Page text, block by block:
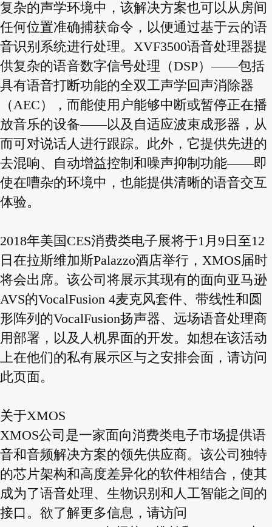
复杂的声学环境中，该解决方案也可以从房间
任何位置准确捕获命令，以便通过基于云的语
音识别系统进行处理。XVF3500语音处理器提
供复杂的语音数字信号处理（DSP）——包括
具有语音打断功能的全双工声学回声消除器
（AEC），而能使用户能够中断或暂停正在播
放音乐的设备——以及自适应波束成形器，从
而可对说话人进行跟踪。此外，它提供先进的
去混响、自动增益控制和噪声抑制功能——即
使在嘈杂的环境中，也能提供清晰的语音交互
体验。
2018年美国CES消费类电子展将于1月9日至12
日在拉斯维加斯Palazzo酒店举行，XMOS届时
将会出席。该公司将展示其现有的面向亚马逊
AVS的VocalFusion 4麦克风套件、带线性和圆
形阵列的VocalFusion扬声器、远场语音处理商
用部署，以及人机界面的开发。如想在该活动
上在他们的私有展示区与之安排会面，请访问
此页面。
关于XMOS
XMOS公司是一家面向消费类电子市场提供语
音和音频解决方案的领先供应商。该公司独特
的芯片架构和高度差异化的软件相结合，使其
成为了语音处理、生物识别和人工智能之间的
接口。欲了解更多信息，请访问